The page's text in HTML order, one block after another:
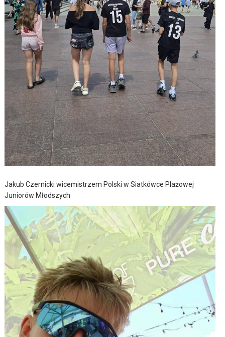
Jakub Czernicki wicemistrzem Polski w Siatkówce Plażowej
Juniorów Młodszych